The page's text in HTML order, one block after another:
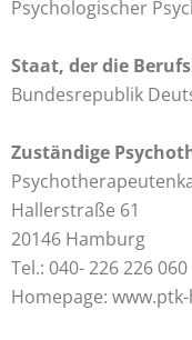
Psychologischer
Staat, der die
Bundesrepublik
Zuständige
Hallerstraße 61
20146 Hamburg
Tel.: 040- 226 226 060
Homepage: